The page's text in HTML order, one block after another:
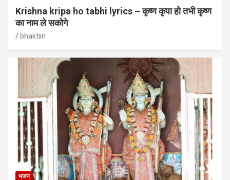
Krishna kripa ho tabhi lyrics – कृष्ण कृपा हो तभी कृष्ण
का नाम ले सकोगे
bhaktiin
भजन